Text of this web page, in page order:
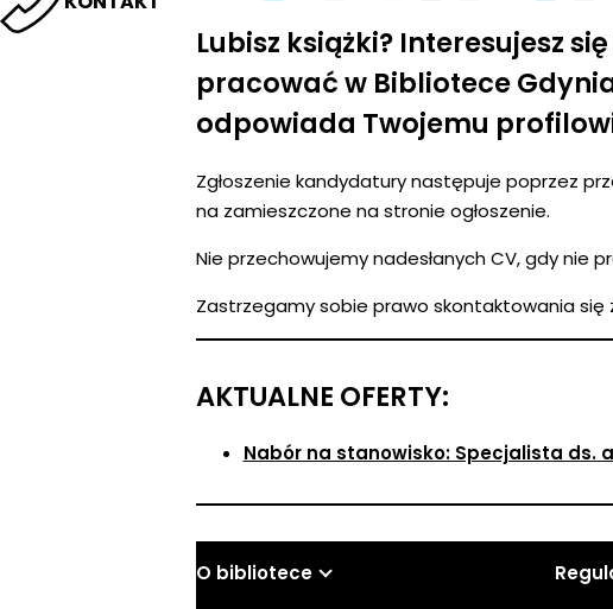
Lubisz książki? Interesujesz
pracować w Bibliotece
odpowiada Twojemu
Zgłoszenie kandydatury następuje poprzez
na zamieszczone na stronie ogłoszenie.
Nie przechowujemy nadesłanych CV, gdy nie
Zastrzegamy sobie prawo skontaktowania
AKTUALNE OFERTY:
Nabór na stanowisko: Specjalista ds.
O bibliotece